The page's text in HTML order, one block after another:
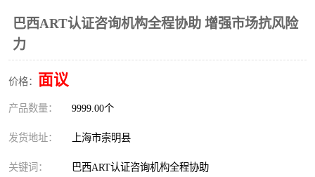
巴西ART认证咨询机构全程协助 增强市场抗风险
力
价格： 面议
产品数量： 9999.00个
发货地址： 上海市崇明县
关键词： 巴西ART认证咨询机构全程协助